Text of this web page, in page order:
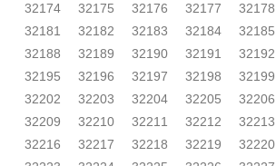
32174
32175 32176 32177 32178
32181
32182 32183 32184 32185
32188
32189 32190 32191 32192
32195
32196 32197 32198 32199
32202
32203 32204 32205 32206
32209
32210 32211 32212 32213
32216
32217 32218 32219 32220